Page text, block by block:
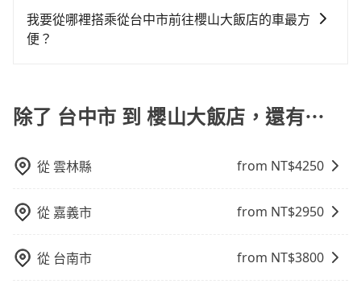
車位，對於急著用車或者要載其他乘客的人來說就有不
小的風險。最後，雖然路邊隨租隨還看似方便，但實際
需要連續兩天的包車服務，可以在官網上分開預定兩天
的行程。另外，目前旅步只提供接送服務，暫不提供代
我要從哪裡搭乘從台中市前往櫻山大飯店的車最方
便？
得到，我們就保證發車。直接在官網上輸入住家地址、
辦公大樓、飯店民宿、各地車站、機場航廈、甚至風景
除了 台中市 到 櫻山大飯店，還有⋯
從雲林縣 from NT$4250
從 嘉義市 from NT$2950
從 台南市 from NT$3800